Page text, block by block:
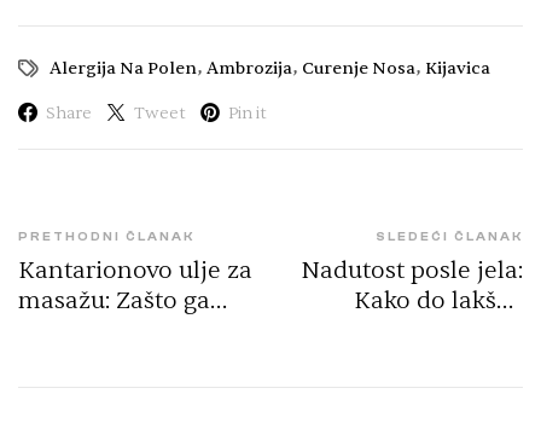
Alergija Na Polen, Ambrozija, Curenje Nosa, Kijavica
Share Tweet Pin it
PRETHODNI ČLANAK
Kantarionovo ulje za
masažu: Zašto ga
SLEDEĆI ČLANAK
Nadutost posle jela:
Kako do lakšeg